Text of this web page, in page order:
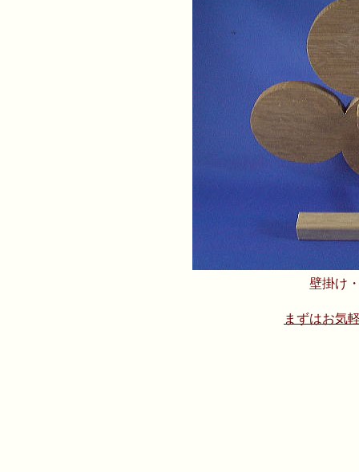
壁掛け
まずはお気